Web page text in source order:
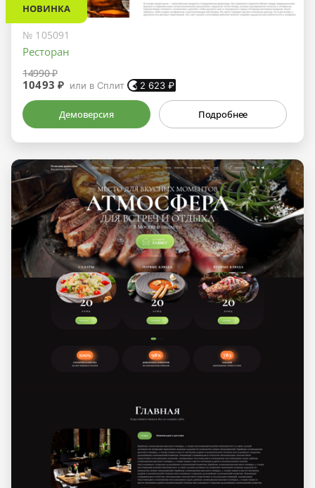
НОВИНКА
№ 105091
Ресторан
14990 ₽
10493 ₽ или в Сплит 2 623 ₽
Демоверсия Подробнее